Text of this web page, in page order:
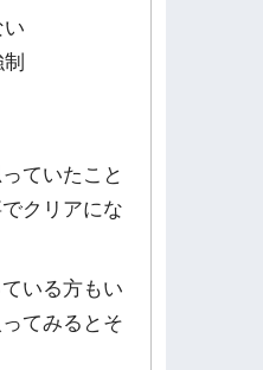
い
ていたこと
クリアにな
いる方もい
てみるとそ